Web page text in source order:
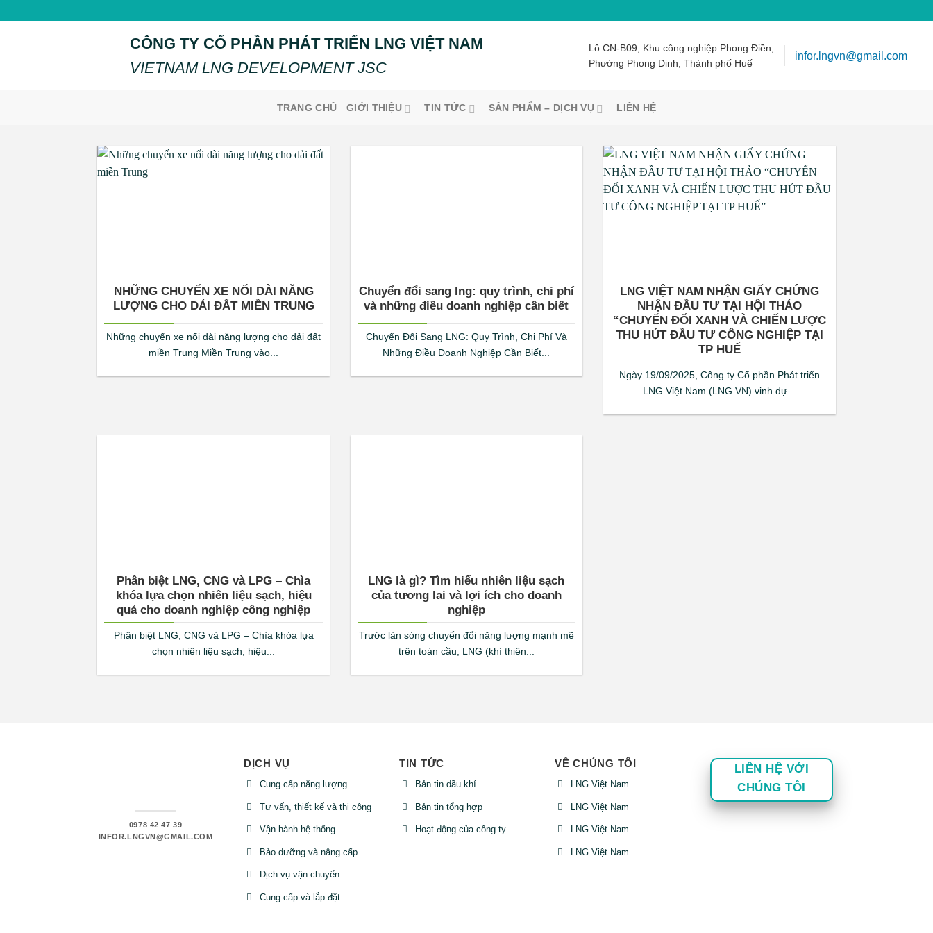
CÔNG TY CỔ PHẦN PHÁT TRIỂN LNG VIỆT NAM
VIETNAM LNG DEVELOPMENT JSC
Lô CN-B09, Khu công nghiệp Phong Điền,
Phường Phong Dinh, Thành phố Huế
infor.lngvn@gmail.com
TRANG CHỦ GIỚI THIỆU TIN TỨC SẢN PHẨM – DỊCH VỤ LIÊN HỆ
NHỮNG CHUYẾN XE NỐI DÀI NĂNG
LƯỢNG CHO DẢI ĐẤT MIỀN TRUNG
Những chuyến xe nối dài năng lượng cho dải đất
miền Trung Miền Trung vào...
Chuyển đổi sang lng: quy trình, chi phí
và những điều doanh nghiệp cần biết
Chuyển Đổi Sang LNG: Quy Trình, Chi Phí Và
Những Điều Doanh Nghiệp Cần Biết...
LNG VIỆT NAM NHẬN GIẤY CHỨNG
NHẬN ĐẦU TƯ TẠI HỘI THẢO
“CHUYỂN ĐỔI XANH VÀ CHIẾN LƯỢC
THU HÚT ĐẦU TƯ CÔNG NGHIỆP TẠI
TP HUẾ
Ngày 19/09/2025, Công ty Cổ phần Phát triển
LNG Việt Nam (LNG VN) vinh dự...
Phân biệt LNG, CNG và LPG – Chìa
khóa lựa chọn nhiên liệu sạch, hiệu
quả cho doanh nghiệp công nghiệp
Phân biệt LNG, CNG và LPG – Chìa khóa lựa
chọn nhiên liệu sạch, hiệu...
LNG là gì? Tìm hiểu nhiên liệu sạch
của tương lai và lợi ích cho doanh
nghiệp
Trước làn sóng chuyển đổi năng lượng mạnh mẽ
trên toàn cầu, LNG (khí thiên...
0978 42 47 39
INFOR.LNGVN@GMAIL.COM
DỊCH VỤ
Cung cấp năng lượng
Tư vấn, thiết kế và thi công
Vận hành hệ thống
Bảo dưỡng và nâng cấp
Dịch vụ vận chuyển
Cung cấp và lắp đặt
TIN TỨC
Bản tin dầu khí
Bản tin tổng hợp
Hoạt động của công ty
VỀ CHÚNG TÔI
LNG Việt Nam
LNG Việt Nam
LNG Việt Nam
LNG Việt Nam
LIÊN HỆ VỚI
CHÚNG TÔI